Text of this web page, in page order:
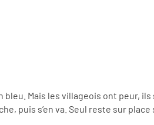
Mais les villageois ont peur,
puis s’en va. Seul reste sur place